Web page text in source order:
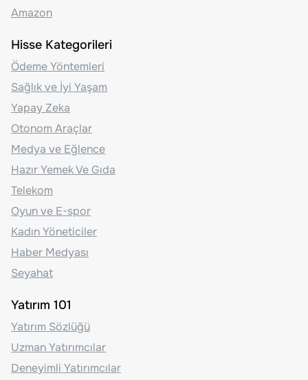
Amazon
Hisse Kategorileri
Ödeme Yöntemleri
Sağlık ve İyi Yaşam
Yapay Zeka
Otonom Araçlar
Medya ve Eğlence
Hazır Yemek Ve Gıda
Telekom
Oyun ve E-spor
Kadın Yöneticiler
Haber Medyası
Seyahat
Yatırım 101
Yatırım Sözlüğü
Uzman Yatırımcılar
Deneyimli Yatırımcılar